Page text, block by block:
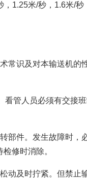
1.25米/秒，1.6米/秒
常识及对本输送机的
管人员必须有交接班
部件。发生故障时，
修时消除。
动及时拧紧。但禁止